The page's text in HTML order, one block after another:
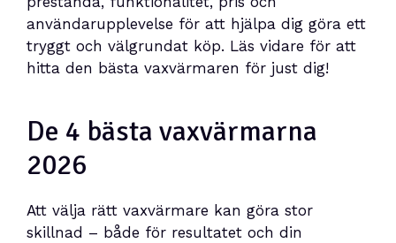
användarupplevelse för att hjälpa dig göra ett
tryggt och välgrundat köp. Läs vidare för att
hitta den bästa vaxvärmaren för just dig!
De 4 bästa vaxvärmarna
2026
Att välja rätt vaxvärmare kan göra stor
skillnad – både för resultatet och din